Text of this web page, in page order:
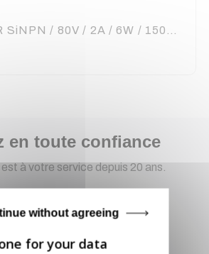
en toute confiance
à votre service depuis 20 ans.
Retirer vos produits
without agreeing